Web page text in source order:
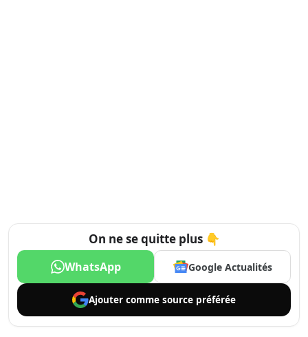
On ne se quitte plus 👇
WhatsApp Google Actualités
Ajouter comme source préférée